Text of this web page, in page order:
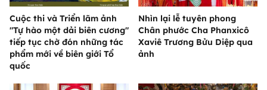
Cuộc thi và Triển lãm ảnh
"Tự hào một dải biên cương"
tiếp tục chờ đón những tác
phẩm mới về biên giới Tổ
quốc
Nhìn lại lễ tuyên phong
Chân phước Cha Phanxicô
Xaviê Trương Bửu Diệp qua
ảnh